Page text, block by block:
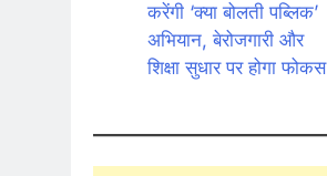
करेंगी ‘क्या बोलती पब्लिक’
अभियान, बेरोजगारी और
शिक्षा सुधार पर होगा फोकस